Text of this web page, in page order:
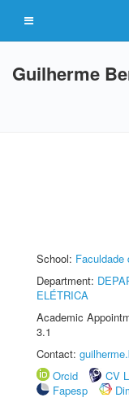
Guilherme
School: Faculdade
Department:
ELÉTRICA
Academic
3.1
Contact:
Orcid
CV
Fapesp